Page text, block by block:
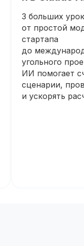
3 больших
от простой
стартапа
до
угольного
ИИ помогает
сценарии,
и ускорять